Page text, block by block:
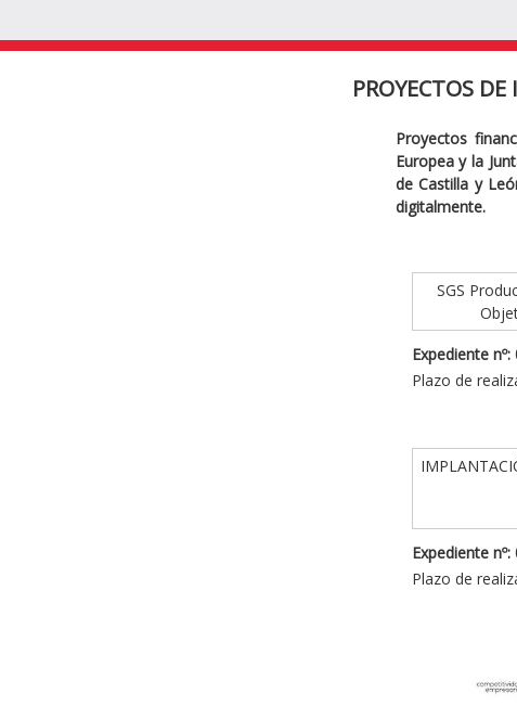
PROYECTOS
Proyectos
Europea y la
de Castilla y
digitalmente.
SGS
Expediente
Plazo de
Expediente
Plazo de